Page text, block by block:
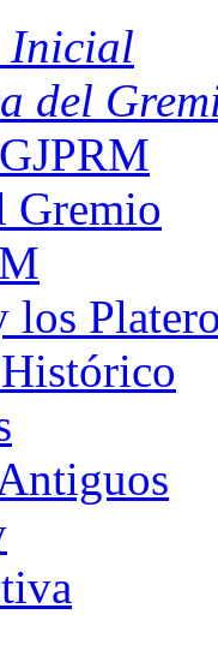
Inicial
del
Gremio
los